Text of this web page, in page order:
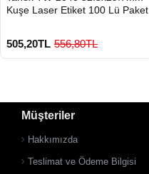
Kuşe Laser Etiket 100 Lü Paket
505,20TL 556,80TL
Müşteriler
Hakkımızda
Teslimat ve Ödeme Bilgisi